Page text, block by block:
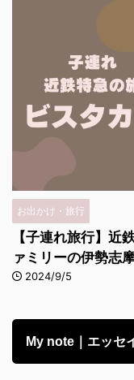
お出かけ・旅行
【子連れ旅行】近
ァミリーの伊勢志
2024/9/5
My note｜エッセ